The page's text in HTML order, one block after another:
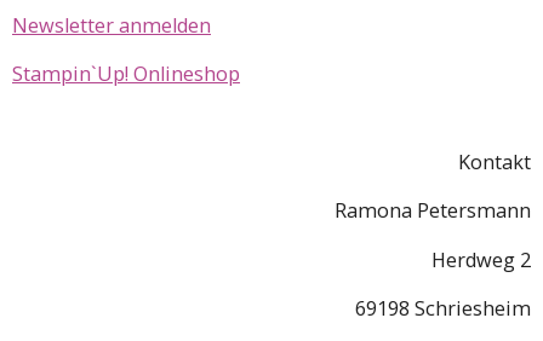
Newsletter anmelden
Stampin`Up! Onlineshop
Kontakt
Ramona Petersmann
Herdweg 2
69198 Schriesheim